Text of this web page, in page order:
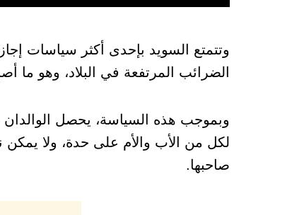
وتتمتع السويد بإحدى أكثر سياسات
الضرائب المرتفعة في البلاد، وهو ما
لكل من الأب والأم على حدة، ولا يمكن
صاحبها.